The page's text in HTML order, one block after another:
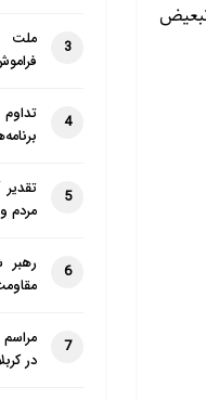
3
ملت
4
5
مردم
6
7
در